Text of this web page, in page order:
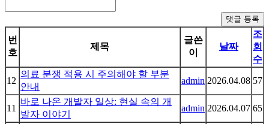
댓글 등록
번
호
제목
글쓴
이
날짜
조
회
수
12
의료 분쟁 적용 시 주의해야 할 부분
안내
admin 2026.04.08 57
11
바로 나온 개발자 일상: 현실 속의 개
발자 이야기
admin 2026.04.07 65